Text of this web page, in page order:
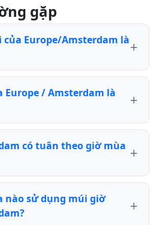
gặp
Europe/Amsterdam là
Europe / Amsterdam là
có tuân theo giờ mùa
nào sử dụng múi giờ